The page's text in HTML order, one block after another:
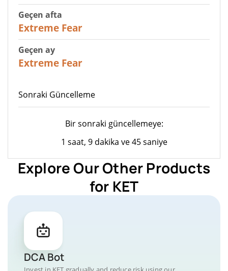
Geçen afta
Extreme Fear
Geçen ay
Extreme Fear
Sonraki Güncelleme
Bir sonraki güncellemeye:
1 saat, 9 dakika ve 45 saniye
Explore Our Other Products
for KET
DCA Bot